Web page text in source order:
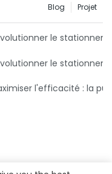
Projet
Blog
for Third Quarter of
le
un système de
le
Pakistan : un nouveau
l'efficacité : la